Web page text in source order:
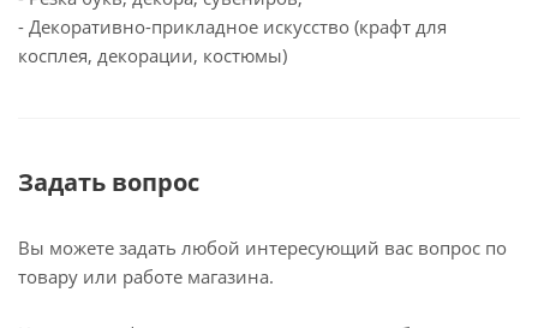
- Декоративно-прикладное искусство (крафт для
косплея, декорации, костюмы)
Задать вопрос
Вы можете задать любой интересующий вас вопрос по
товару или работе магазина.